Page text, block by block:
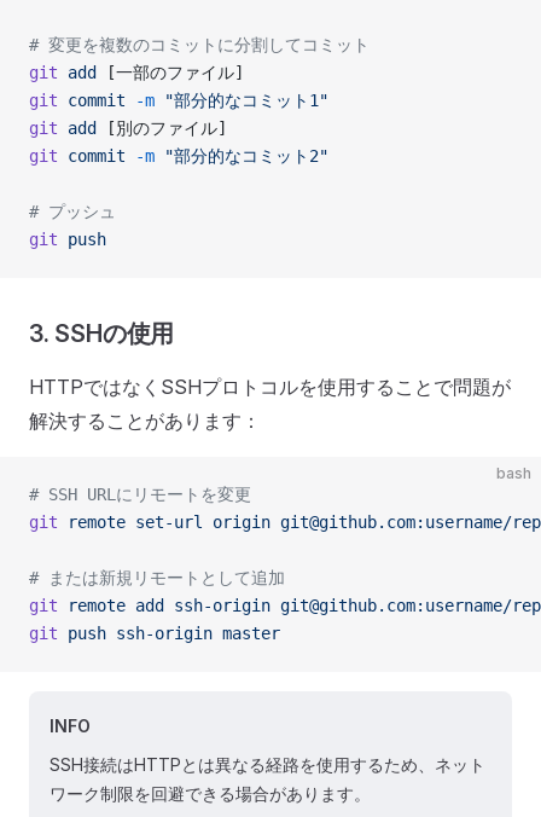
# 変更を複数のコミットに分割してコミット
git add
[一部のファイル]
git commit -m "部分的なコミット1"
git add
[別のファイル]
git commit -m "部分的なコミット2"
# プッシュ
git push
3. SSHの使用
HTTPではなくSSHプロトコルを使用することで問題が
解決することがあります：
bash
# SSH URLにリモートを変更
git remote set-url origin git@github.com:username/
# または新規リモートとして追加
git remote add ssh-origin git@github.com:username/
git push ssh-origin master
INFO
SSH接続はHTTPとは異なる経路を使用するため、ネット
ワーク制限を回避できる場合があります。